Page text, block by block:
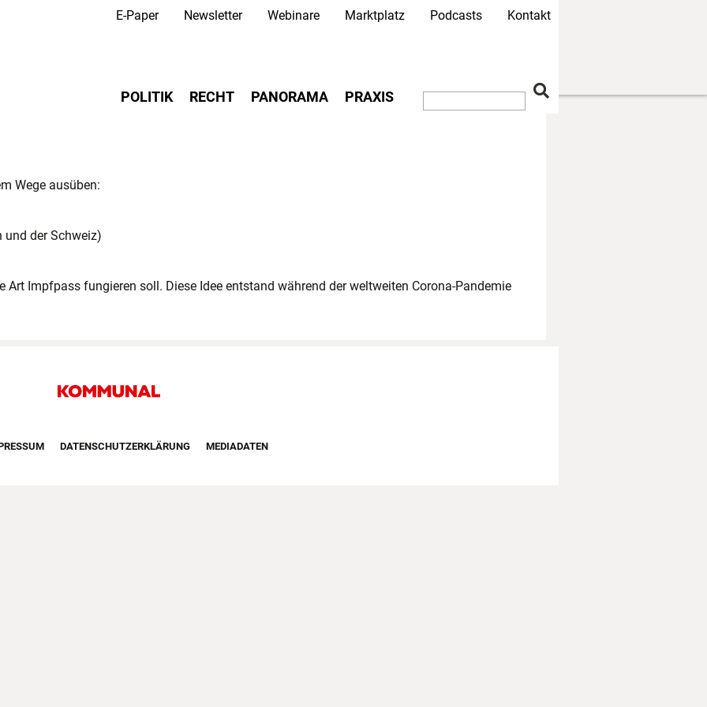
Direkt
Secondary Navigation
E-Paper Newsletter Webinare Marktplatz Podcasts Kontakt
Main navigation
POLITIK RECHT PANORAMA PRAXIS
Wege ausüben:
und der Schweiz)
Impfpass fungieren soll. Diese Idee entstand während der weltweiten Corona-Pandemie
Navigation
DATENSCHUTZERKLÄRUNG MEDIADATEN